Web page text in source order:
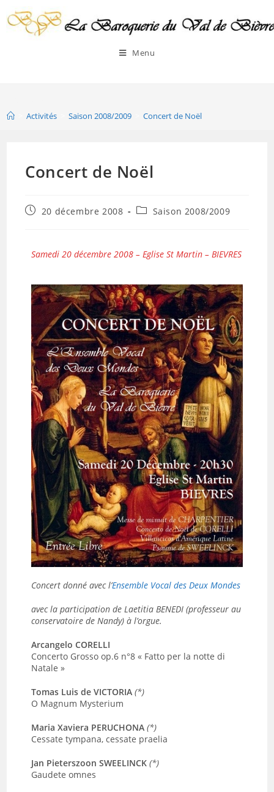
Menu
Activités Saison 2008/2009 Concert de Noël
Concert de Noël
20 décembre 2008 Saison 2008/2009
Samedi 20 décembre 2008 – Eglise St Martin – BIEVRES
Concert donné avec l’Ensemble Vocal des Deux Mondes
avec la participation de Laetitia BENEDI (professeur au
conservatoire de Nandy) à l’orgue.
Arcangelo CORELLI
Concerto Grosso op.6 n°8 « Fatto per la notte di
Natale »
Tomas Luis de VICTORIA (*)
O Magnum Mysterium
Maria Xaviera PERUCHONA(*)
Cessate tympana, cessate praelia
Jan Pieterszoon SWEELINCK (*)
Gaudete omnes